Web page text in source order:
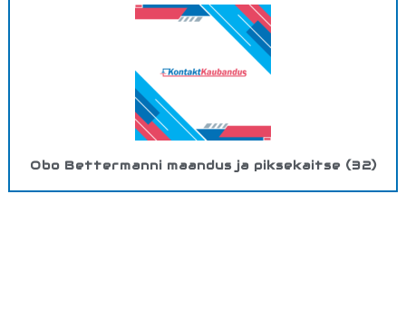
Obo Bettermanni maandus ja piksekaitse (32)